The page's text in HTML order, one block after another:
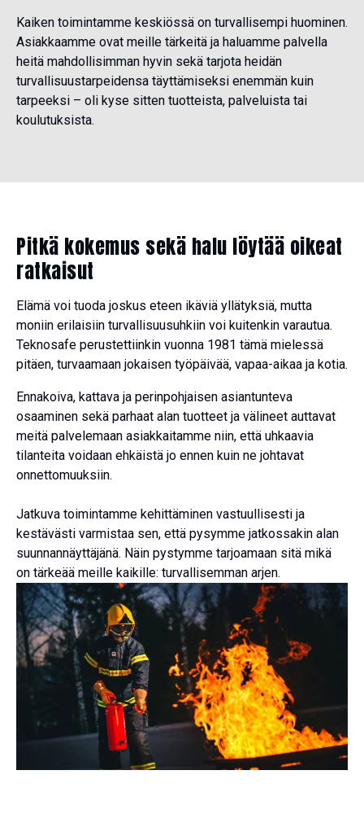
Kaiken toimintamme keskiössä on turvallisempi huominen.
Asiakkaamme ovat meille tärkeitä ja haluamme palvella
heitä mahdollisimman hyvin sekä tarjota heidän
turvallisuustarpeidensa täyttämiseksi enemmän kuin
tarpeeksi – oli kyse sitten tuotteista, palveluista tai
koulutuksista.
Pitkä kokemus sekä halu löytää oikeat
ratkaisut
Elämä voi tuoda joskus eteen ikäviä yllätyksiä, mutta
moniin erilaisiin turvallisuusuhkiin voi kuitenkin varautua.
Teknosafe perustettiinkin vuonna 1981 tämä mielessä
pitäen, turvaamaan jokaisen työpäivää, vapaa-aikaa ja kotia.
Ennakoiva, kattava ja perinpohjaisen asiantunteva
osaaminen sekä parhaat alan tuotteet ja välineet auttavat
meitä palvelemaan asiakkaitamme niin, että uhkaavia
tilanteita voidaan ehkäistä jo ennen kuin ne johtavat
onnettomuuksiin.
Jatkuva toimintamme kehittäminen vastuullisesti ja
kestävästi varmistaa sen, että pysymme jatkossakin alan
suunnannäyttäjänä. Näin pystymme tarjoamaan sitä mikä
on tärkeää meille kaikille: turvallisemman arjen.